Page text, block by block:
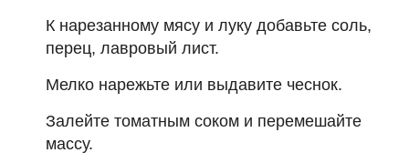
К нарезанному мясу и луку добавьте соль,
перец, лавровый лист.
Мелко нарежьте или выдавите чеснок.
Залейте томатным соком и перемешайте
массу.